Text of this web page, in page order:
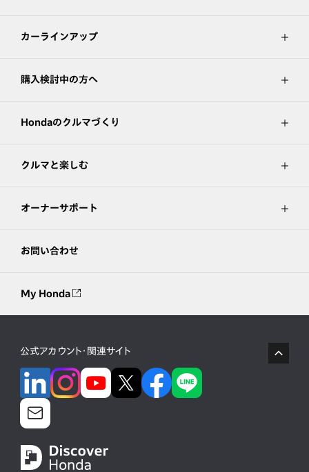
カーラインアップ
購入検討中の方へ
Hondaのクルマづくり
クルマと楽しむ
オーナーサポート
お問い合わせ
My Honda
公式アカウント・関連サイト